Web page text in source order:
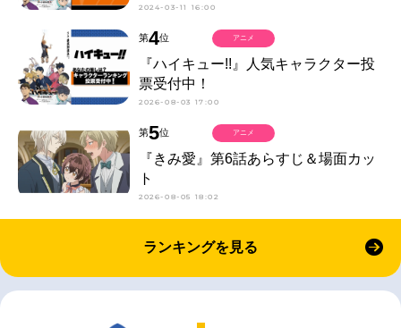
2024-03-11 16:00
第4位
『ハイキュー!!』人気キャラクター投
票受付中！
2026-08-03 17:00
アニメ
第5位
『きみ愛』第6話あらすじ＆場面カッ
ト
2026-08-05 18:02
アニメ
ランキングを見る